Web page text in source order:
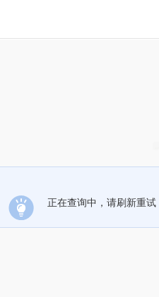
正在查询中，请刷新重试